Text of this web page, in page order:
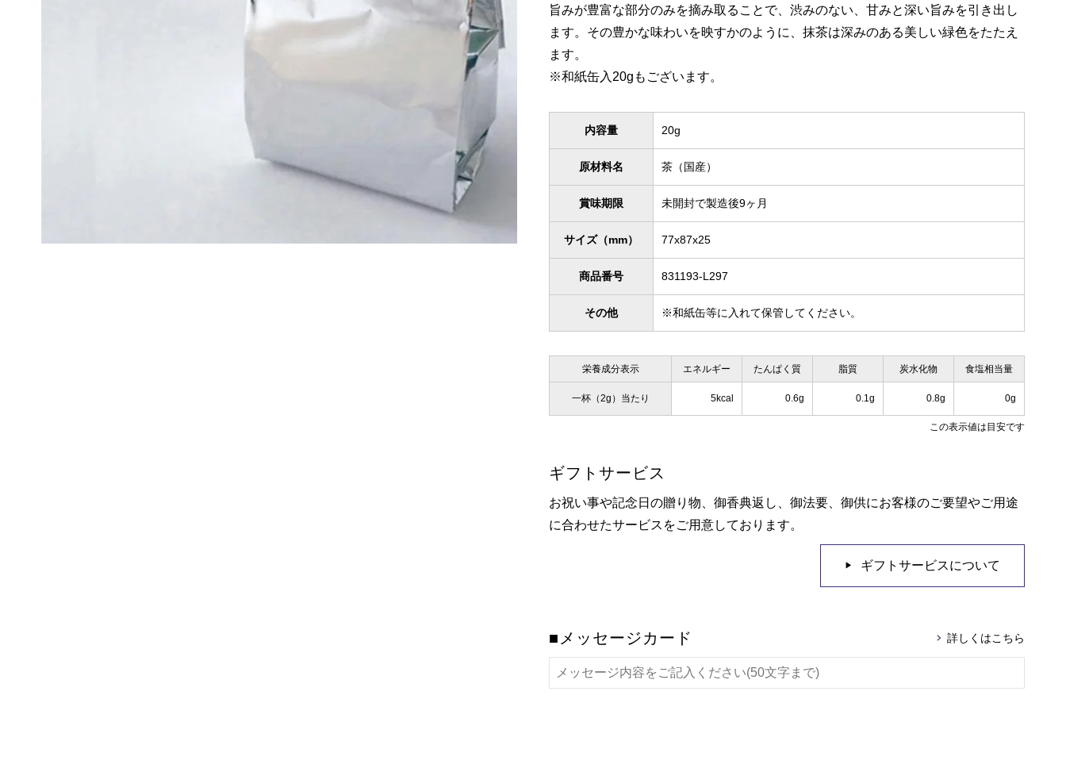
旨みが豊富な部分のみを摘み取ることで、渋みのない、甘みと深い旨みを引き出し
ます。その豊かな味わいを映すかのように、抹茶は深みのある美しい緑色をたたえ
ます。
※和紙缶入20g もございます。
内容量 20g
原材料名 茶（国産）
賞味期限 未開封で製造後9ヶ月
サイズ（mm） 77x87x25
商品番号 831193-L297
その他 ※和紙缶等に入れて保管してください。
栄養成分表示 エネルギー たんぱく質 脂質 炭水化物 食塩相当量
一杯（2g）当たり 5kcal 0.6g 0.1g 0.8g 0g
この表示値は目安です
ギフトサービス
お祝い事や記念日の贈り物、御香典返し、御法要、御供にお客様のご要望やご用途
に合わせたサービスをご用意しております。
ギフトサービスについて
■メッセージカード